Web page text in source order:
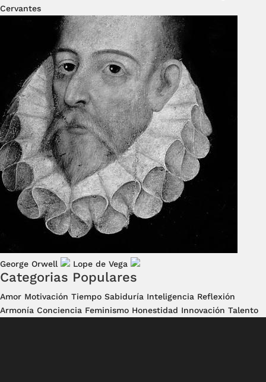
Cervantes
George Orwell Lope de Vega
Categorias Populares
Amor Motivación Tiempo Sabiduría Inteligencia Reflexión
Armonía Conciencia Feminismo Honestidad Innovación Talento